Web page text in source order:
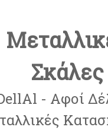
Σκάλες
- Αφοί